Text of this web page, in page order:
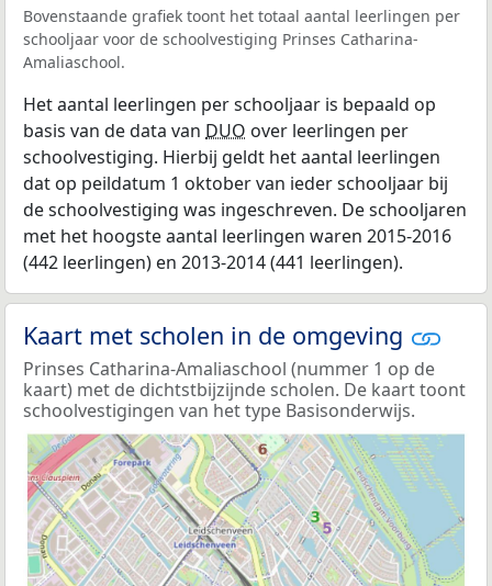
Bovenstaande grafiek toont het totaal aantal leerlingen per
schooljaar voor de schoolvestiging Prinses Catharina-
Amaliaschool.
Het aantal leerlingen per schooljaar is bepaald op
basis van de data van DUO over leerlingen per
schoolvestiging. Hierbij geldt het aantal leerlingen
dat op peildatum 1 oktober van ieder schooljaar bij
de schoolvestiging was ingeschreven. De schooljaren
met het hoogste aantal leerlingen waren 2015-2016
(442 leerlingen) en 2013-2014 (441 leerlingen).
Kaart met scholen in de omgeving
Prinses Catharina-Amaliaschool (nummer 1 op de
kaart) met de dichtstbijzijnde scholen. De kaart toont
schoolvestigingen van het type Basisonderwijs.